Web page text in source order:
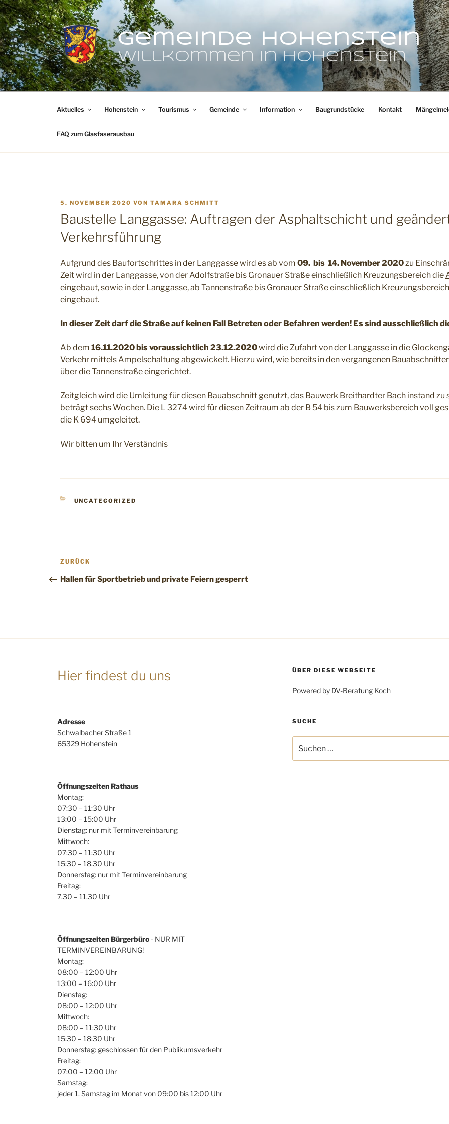
Zum
Inhalt
springen
Gemeinde Hohenstein
Willkommen in Hohenstein
Aktuelles Hohenstein Tourismus Gemeinde Information Baugrundstücke Kontakt
FAQ zum Glasfaserausbau
VERÖFFENTLICHT
AM
5. NOVEMBER 2020 VON TAMARA SCHMITT
Baustelle Langgasse: Auftragen der Asphaltschicht und
Verkehrsführung
Aufgrund des Baufortschrittes in der Langgasse wird es ab vom 09. bis 14. November 2020zu
Zeit wird in der Langgasse, von der Adolfstraße bis Gronauer Straße einschließlich Kreuzungsbereich die
eingebaut, sowie in der Langgasse, ab Tannenstraße bis Gronauer Straße einschließlich
eingebaut.
In dieser Zeit darf die Straße auf keinen Fall Betreten oder Befahren werden! Es sind ausschließlich
Ab dem 16.11.2020 bis voraussichtlich 23.12.2020wird die Zufahrt von der Langgasse in die
Verkehr mittels Ampelschaltung abgewickelt. Hierzu wird, wie bereits in den vergangenen
über die Tannenstraße eingerichtet.
Zeitgleich wird die Umleitung für diesen Bauabschnitt genutzt, das Bauwerk Breithardter Bach instand zu
beträgt sechs Wochen. Die L 3274 wird für diesen Zeitraum ab der B 54 bis zum Bauwerksbereich voll
die K 694 umgeleitet.
Wir bitten um Ihr Verständnis
KATEGORIEN
UNCATEGORIZED
Beitragsnavigation
Vorheriger
ZURÜCK
Hallen für Sportbetrieb und private Feiern gesperrt
Hier findest du uns
Adresse
Schwalbacher Straße 1
65329 Hohenstein
Öffnungszeiten Rathaus
Montag:
07:30 – 11:30 Uhr
13:00 – 15:00 Uhr
Dienstag: nur mit Terminvereinbarung
Mittwoch:
07:30 – 11:30 Uhr
15:30 – 18.30 Uhr
Donnerstag: nur mit Terminvereinbarung
Freitag:
7.30 – 11.30 Uhr
Öffnungszeiten Bürgerbüro - NUR MIT
TERMINVEREINBARUNG!
Montag:
08:00 – 12:00 Uhr
13:00 – 16:00 Uhr
Dienstag:
08:00 – 12:00 Uhr
Mittwoch:
08:00 – 11:30 Uhr
15:30 – 18:30 Uhr
Donnerstag: geschlossen für den Publikumsverkehr
Freitag:
07:00 – 12:00 Uhr
Samstag:
jeder 1. Samstag im Monat von 09:00 bis 12:00 Uhr
ÜBER DIESE WEBSEITE
Powered by DV-Beratung Koch
SUCHE
nach: